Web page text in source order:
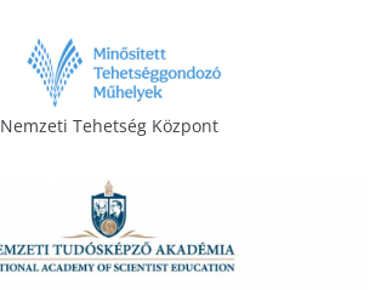
Nemzeti Tehetség Központ